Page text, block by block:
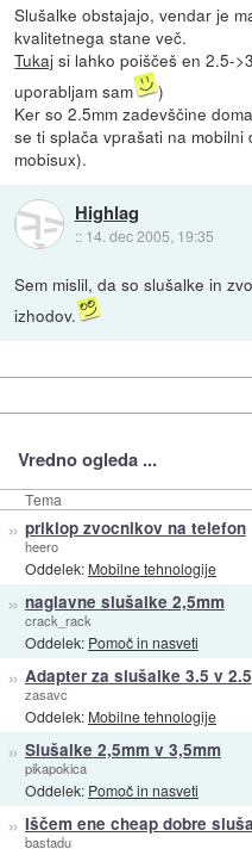
Slušalke obstajajo, vendar je
kvalitetnega stane več.
Tukaj si lahko poiščeš en 2.5-
uporabljam sam
)
Ker so 2.5mm zadevščine
se ti splača vprašati na
mobisux).
Highlag
:: 14. dec 2005, 19:35
Sem mislil, da so slušalke in
izhodov.
Vredno ogleda ...
Tema
» priklop zvocnikov na telefon
heero
Oddelek: Mobilne tehnologije
» naglavne slušalke 2,5mm
crack_rack
Oddelek: Pomoč in nasveti
» Adapter za slušalke 3.5 v 2.5
zasavc
Oddelek: Mobilne tehnologije
» Slušalke 2,5mm v 3,5mm
pikapokica
Oddelek: Pomoč in nasveti
» Iščem ene cheap dobre
bastadu